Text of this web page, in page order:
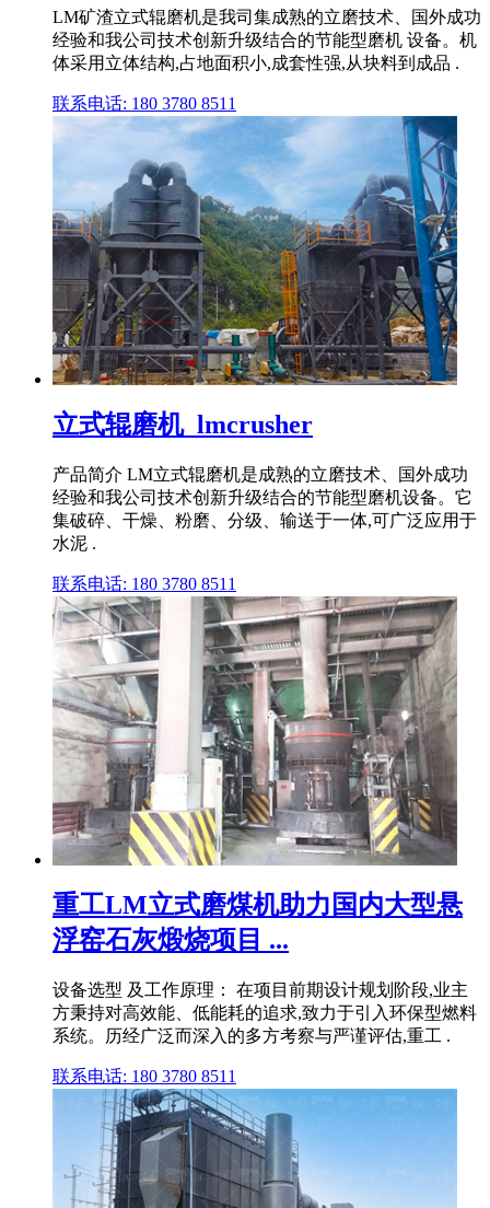
LM矿渣立式辊磨机是我司集成熟的立磨技术、国外成功
经验和我公司技术创新升级结合的节能型磨机 设备。机
体采用立体结构,占地面积小,成套性强,从块料到成品 .
联系电话: 180 3780 8511
立式辊磨机_lmcrusher
产品简介 LM立式辊磨机是成熟的立磨技术、国外成功
经验和我公司技术创新升级结合的节能型磨机设备。它
集破碎、干燥、粉磨、分级、输送于一体,可广泛应用于
水泥 .
联系电话: 180 3780 8511
重工LM立式磨煤机助力国内大型悬
浮窑石灰煅烧项目 ...
设备选型 及工作原理： 在项目前期设计规划阶段,业主
方秉持对高效能、低能耗的追求,致力于引入环保型燃料
系统。历经广泛而深入的多方考察与严谨评估,重工 .
联系电话: 180 3780 8511